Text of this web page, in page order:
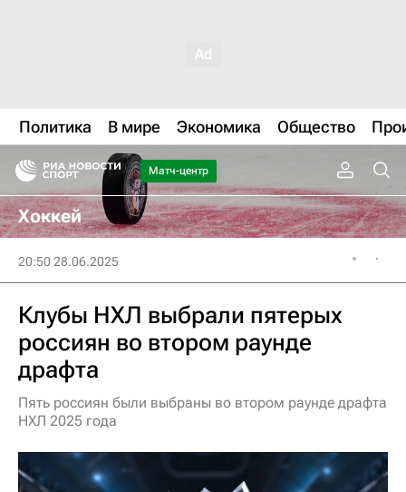
Политика В мире Экономика Общество
Матч-центр
Хоккей
20:50 28.06.2025
Клубы НХЛ выбрали пятерых
россиян во втором раунде
драфта
Пять россиян были выбраны во втором раунде драфта
НХЛ 2025 года